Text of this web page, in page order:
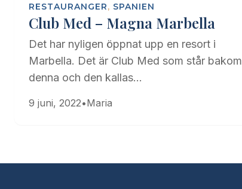
RESTAURANGER, SPANIEN
Club Med – Magna Marbella
Det har nyligen öppnat upp en resort i
Marbella. Det är Club Med som står bakom
denna och den kallas…
9 juni, 2022•Maria